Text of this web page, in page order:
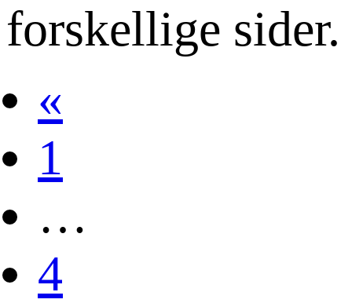
forskellige
«
1
…
4